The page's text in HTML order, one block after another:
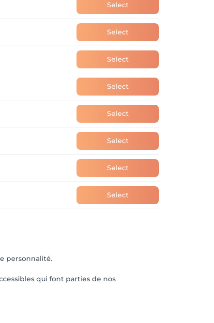
Select
Select
Select
Select
Select
Select
Select
Select
personnalité.
qui font parties de nos